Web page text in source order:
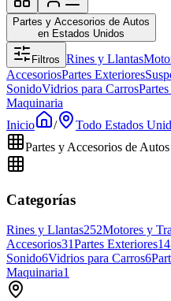
Partes y Accesorios de Autos
en Estados Unidos
Filtros Rines y Llantas
AccesoriosPartes Exteriores
SonidoVidrios para Carros
Maquinaria
Inicio
/ Todo Estados
Partes y Accesorios de Autos
Categorías
Rines y Llantas252Motores y
Accesorios31Partes Exteriores14
Sonido6Vidrios para Carros6
Maquinaria1